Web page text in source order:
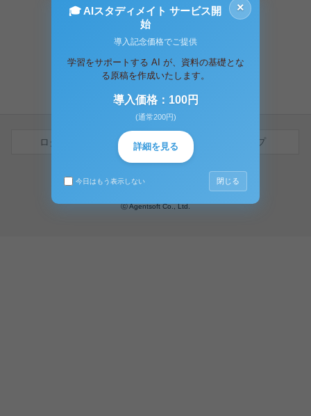
お問い合わせ
ログイン 無料会員登録 ヘルプ
特定商取引法に基づく表示
PC版
ⓒ Agentsoft Co., Ltd.
×
🎓 AIスタディメイト サービス開
始
導入記念価格でご提供
学習をサポートする AI が、資料の基礎とな
る原稿を作成いたします。
導入価格：100円
(通常200円)
詳細を見る
今日はもう表示しない 閉じる